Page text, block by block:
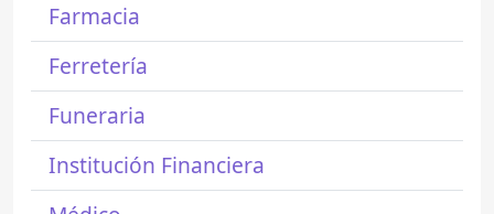
Farmacia
Ferretería
Funeraria
Institución Financiera